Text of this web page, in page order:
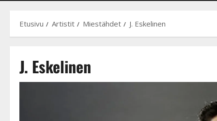
Etusivu Artistit Miestähdet J. Eskelinen
J. Eskelinen